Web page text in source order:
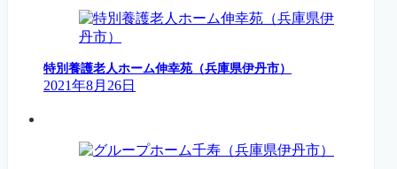
特別養護老人ホーム伸幸苑（兵庫県伊丹市）
2021年8月26日